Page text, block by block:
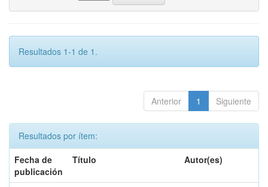
Resultados 1-1 de 1.
Anterior 1 Siguiente
Resultados por ítem:
Fecha de
publicación
Título Autor(es)